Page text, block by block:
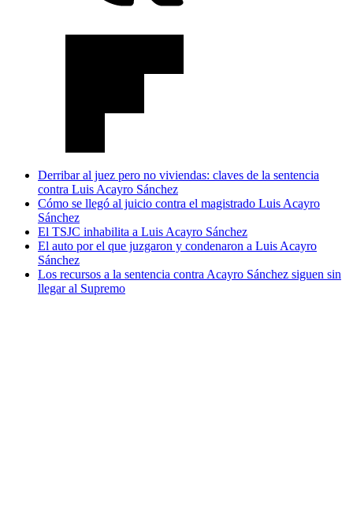
Derribar al juez pero no viviendas: claves de la sentencia
contra Luis Acayro Sánchez
Cómo se llegó al juicio contra el magistrado Luis Acayro
Sánchez
El TSJC inhabilita a Luis Acayro Sánchez
El auto por el que juzgaron y condenaron a Luis Acayro
Sánchez
Los recursos a la sentencia contra Acayro Sánchez siguen sin
llegar al Supremo